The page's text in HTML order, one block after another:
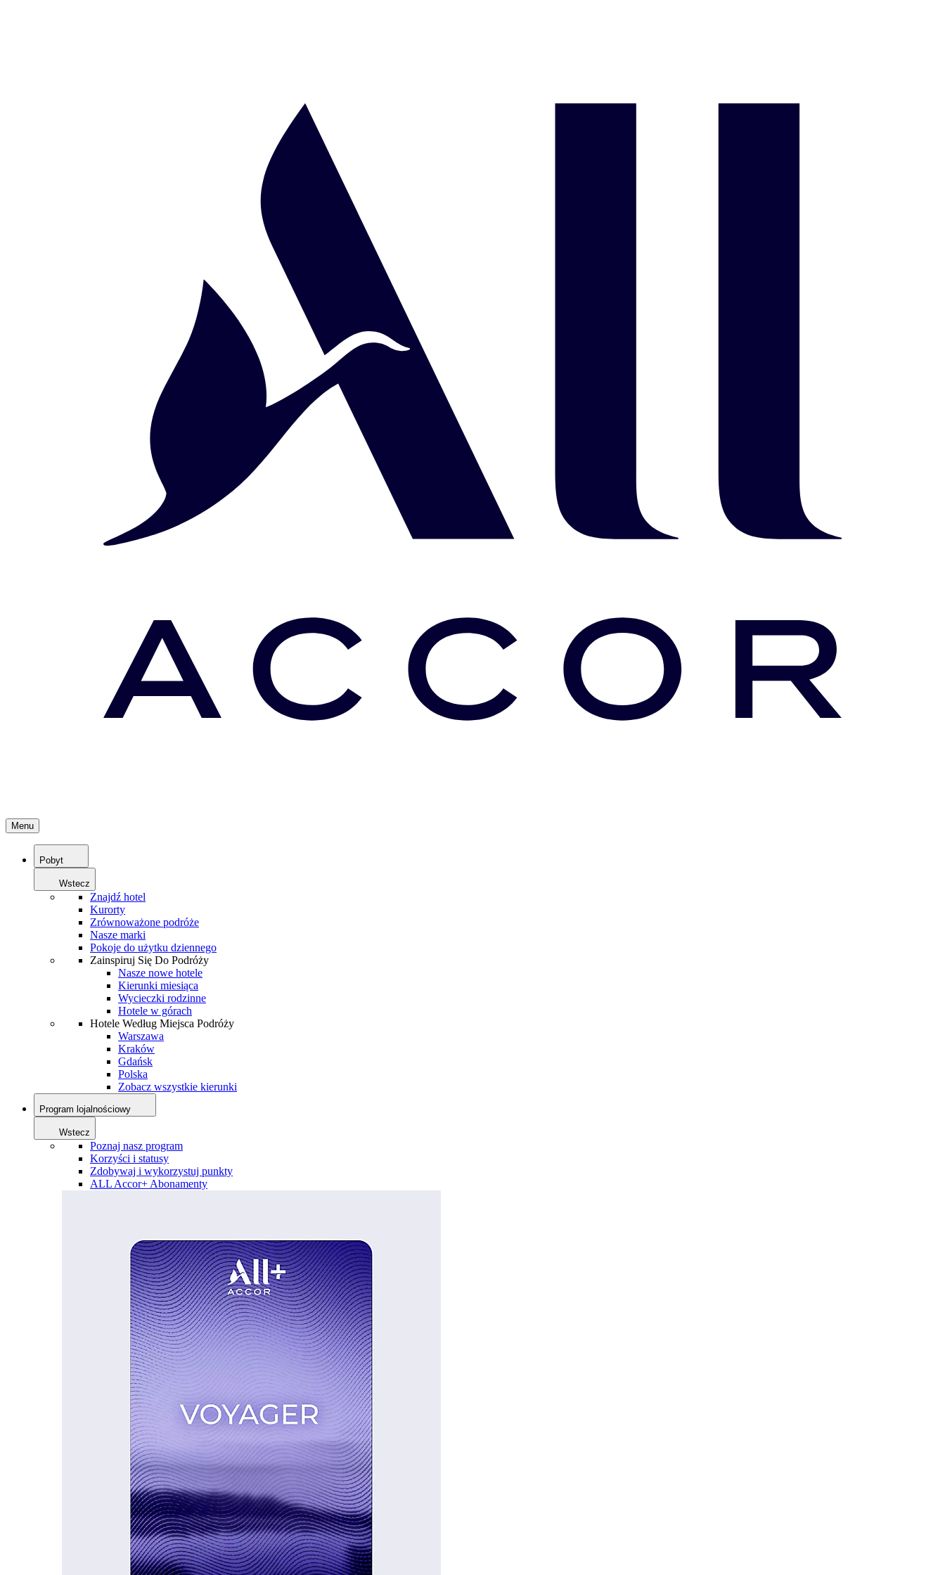
Menu
Pobyt
Wstecz
Znajdź hotel
Kurorty
Zrównoważone podróże
Nasze marki
Pokoje do użytku dziennego
Zainspiruj Się Do Podróży
Nasze nowe hotele
Kierunki miesiąca
Wycieczki rodzinne
Hotele w górach
Hotele Według Miejsca Podróży
Warszawa
Kraków
Gdańsk
Polska
Zobacz wszystkie kierunki
Program lojalnościowy
Wstecz
Poznaj nasz program
Korzyści i statusy
Zdobywaj i wykorzystuj punkty
ALL Accor+ Abonamenty